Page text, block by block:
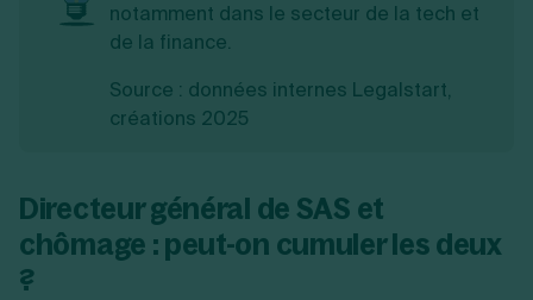
notamment dans le secteur de la tech et
de la finance.
Source : données internes Legalstart,
créations 2025
Directeur général de SAS et
chômage : peut-on cumuler les deux
?